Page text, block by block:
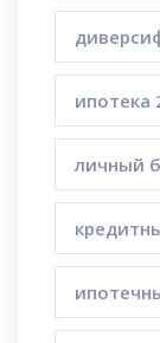
ипотека
личный